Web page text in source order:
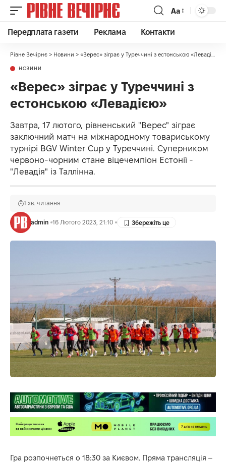
Аа
Передплата газети Реклама Контакти
Рівне Вечірнє > Новини > «Верес» зіграє у Туреччині з естонською «Левадією»
НОВИНИ
«Верес» зіграє у Туреччині з
естонською «Левадією»
Завтра, 17 лютого, рівненський "Верес" зіграє
заключний матч на міжнародному товариському
турнірі BGV Winter Cup у Туреччині. Суперником
червоно-чорним стане віцечемпіон Естонії -
"Левадія" із Таллінна.
admin 16 Лютого 2023, 21:10
1 хв. читання
Гра розпочнеться о 18:30 за Києвом. Пряма трансляція –